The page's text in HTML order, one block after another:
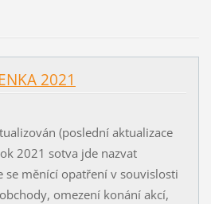
2021
(poslední aktualizace
2021 sotva jde nazvat
se měnící opatření v souvislosti
omezení konání akcí,